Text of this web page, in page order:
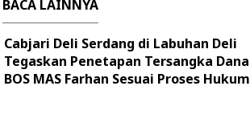
BACA LAINNYA
Cabjari Deli Serdang di Labuhan Deli
Tegaskan Penetapan Tersangka Dana
BOS MAS Farhan Sesuai Proses Hukum